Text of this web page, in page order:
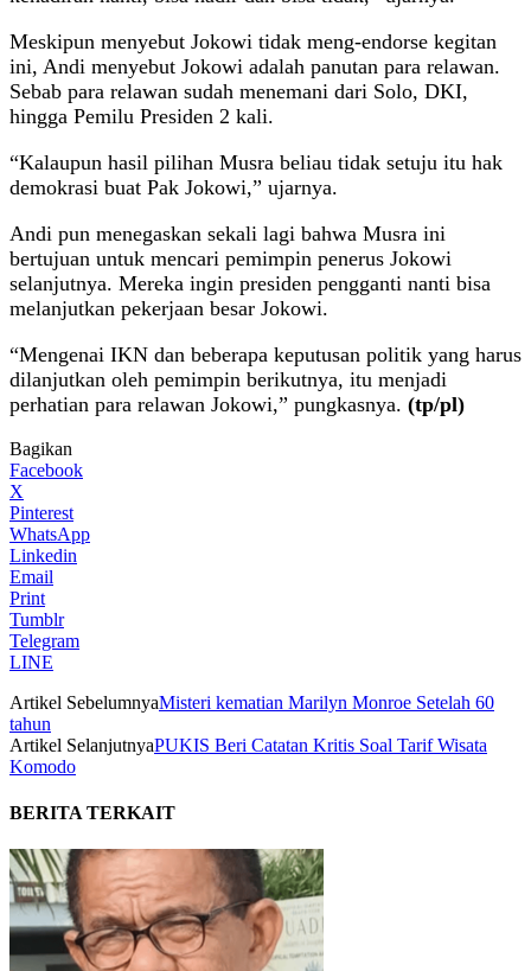
Meskipun menyebut Jokowi tidak meng-endorse kegitan
ini, Andi menyebut Jokowi adalah panutan para relawan.
Sebab para relawan sudah menemani dari Solo, DKI,
hingga Pemilu Presiden 2 kali.
“Kalaupun hasil pilihan Musra beliau tidak setuju itu hak
demokrasi buat Pak Jokowi,” ujarnya.
Andi pun menegaskan sekali lagi bahwa Musra ini
bertujuan untuk mencari pemimpin penerus Jokowi
selanjutnya. Mereka ingin presiden pengganti nanti bisa
melanjutkan pekerjaan besar Jokowi.
“Mengenai IKN dan beberapa keputusan politik yang harus
dilanjutkan oleh pemimpin berikutnya, itu menjadi
perhatian para relawan Jokowi,” pungkasnya. (tp/pl)
Bagikan
Facebook
X
Pinterest
WhatsApp
Linkedin
Email
Print
Tumblr
Telegram
LINE
Artikel SebelumnyaMisteri kematian Marilyn Monroe Setelah 60
tahun
Artikel SelanjutnyaPUKIS Beri Catatan Kritis Soal Tarif Wisata
Komodo
BERITA TERKAIT